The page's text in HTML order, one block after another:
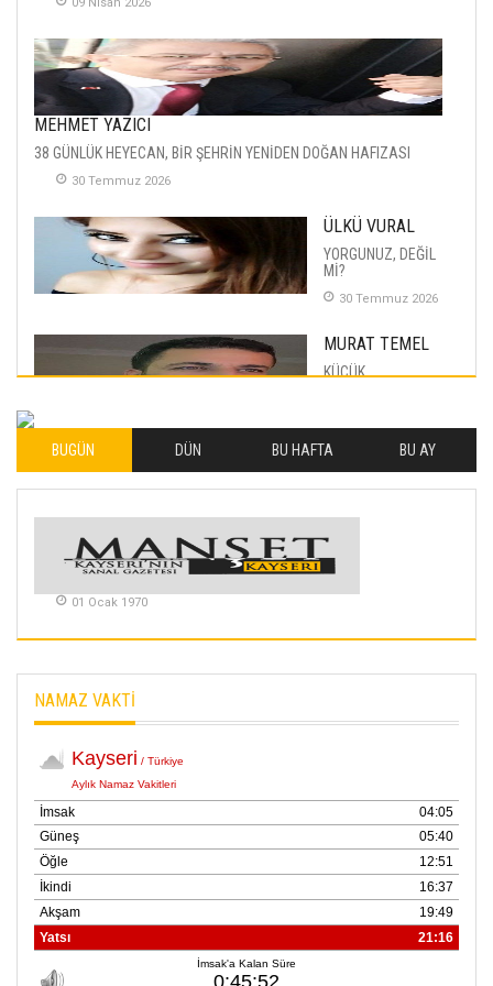
MEHMET YAZICI
38 GÜNLÜK HEYECAN, BİR ŞEHRİN YENİDEN DOĞAN HAFIZASI
30 Temmuz 2026
ÜLKÜ VURAL
YORGUNUZ, DEĞİL
Mİ?
30 Temmuz 2026
MURAT TEMEL
KÜÇÜK
İLHAN YILMAZ
SOFRADA AYRIMCILIK
METİN ERTEM
YAŞANANLAR!
Merve Şimşek
İlgi Alanlarımız ve Biz
02 Ekim 2025
BUGÜN DÜN BU HAFTA BU AY
01 Ocak 1970
NAMAZ VAKTİ